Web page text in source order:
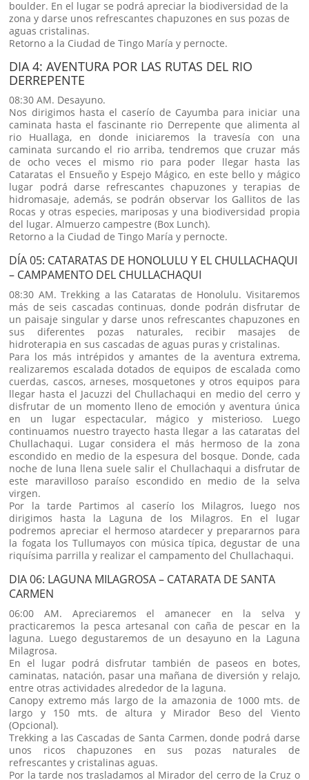
boulder. En el lugar se podrá apreciar la biodiversidad de la
zona y darse unos refrescantes chapuzones en sus pozas de
aguas cristalinas.
Retorno a la Ciudad de Tingo María y pernocte.
DIA 4: AVENTURA POR LAS RUTAS DEL RIO
DERREPENTE
08:30 AM. Desayuno.
Nos dirigimos hasta el caserío de Cayumba para iniciar una
caminata hasta el fascinante rio Derrepente que alimenta al
rio Huallaga, en donde iniciaremos la travesía con una
caminata surcando el rio arriba, tendremos que cruzar más
de ocho veces el mismo rio para poder llegar hasta las
Cataratas el Ensueño y Espejo Mágico, en este bello y mágico
lugar podrá darse refrescantes chapuzones y terapias de
hidromasaje, además, se podrán observar los Gallitos de las
Rocas y otras especies, mariposas y una biodiversidad propia
del lugar. Almuerzo campestre (Box Lunch).
Retorno a la Ciudad de Tingo María y pernocte.
DÍA 05: CATARATAS DE HONOLULU Y EL CHULLACHAQUI
– CAMPAMENTO DEL CHULLACHAQUI
08:30 AM. Trekking a las Cataratas de Honolulu. Visitaremos
más de seis cascadas continuas, donde podrán disfrutar de
un paisaje singular y darse unos refrescantes chapuzones en
sus diferentes pozas naturales, recibir masajes de
hidroterapia en sus cascadas de aguas puras y cristalinas.
Para los más intrépidos y amantes de la aventura extrema,
realizaremos escalada dotados de equipos de escalada como
cuerdas, cascos, arneses, mosquetones y otros equipos para
llegar hasta el Jacuzzi del Chullachaqui en medio del cerro y
disfrutar de un momento lleno de emoción y aventura única
en un lugar espectacular, mágico y misterioso. Luego
continuamos nuestro trayecto hasta llegar a las cataratas del
Chullachaqui. Lugar considera el más hermoso de la zona
escondido en medio de la espesura del bosque. Donde, cada
noche de luna llena suele salir el Chullachaqui a disfrutar de
este maravilloso paraíso escondido en medio de la selva
virgen.
Por la tarde Partimos al caserío los Milagros, luego nos
dirigimos hasta la Laguna de los Milagros. En el lugar
podremos apreciar el hermoso atardecer y prepararnos para
la fogata los Tullumayos con música típica, degustar de una
riquísima parrilla y realizar el campamento del Chullachaqui.
DIA 06: LAGUNA MILAGROSA – CATARATA DE SANTA
CARMEN
06:00 AM. Apreciaremos el amanecer en la selva y
practicaremos la pesca artesanal con caña de pescar en la
laguna. Luego degustaremos de un desayuno en la Laguna
Milagrosa.
En el lugar podrá disfrutar también de paseos en botes,
caminatas, natación, pasar una mañana de diversión y relajo,
entre otras actividades alrededor de la laguna.
Canopy extremo más largo de la amazonia de 1000 mts. de
largo y 150 mts. de altura y Mirador Beso del Viento
(Opcional).
Trekking a las Cascadas de Santa Carmen, donde podrá darse
unos ricos chapuzones en sus pozas naturales de
refrescantes y cristalinas aguas.
Por la tarde nos trasladamos al Mirador del cerro de la Cruz o